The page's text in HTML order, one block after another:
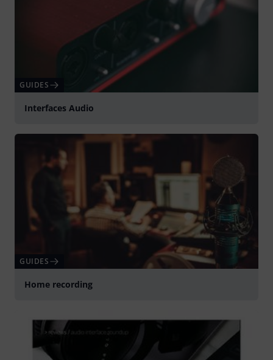
GUIDES
Interfaces Audio
GUIDES
Home recording